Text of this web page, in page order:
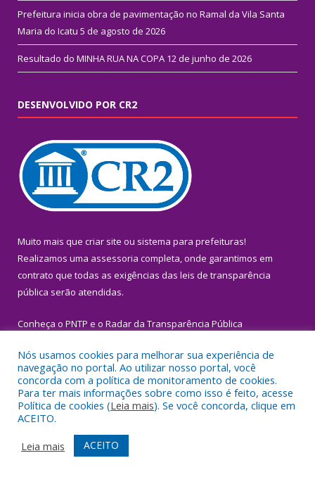
Prefeitura inicia obra de pavimentação no Ramal da Vila Santa
Maria do Icatu 5 de agosto de 2026
Resultado do MINHA RUA NA COPA 12 de junho de 2026
DESENVOLVIDO POR CR2
Muito mais que criar site ou sistema para prefeituras!
Realizamos uma assessoria completa, onde garantimos em
contrato que todas as exigências das leis de transparência
pública serão atendidas.
Conheça o PNTP e o Radar da Transparência Pública
Todos os direitos reservados a Prefeitura Municipal de Igarapé-
Miri.
Mapa do Site
Acessar Área Administrativa
Acessar Webmail
Nós usamos cookies para melhorar sua experiência de
navegação no portal. Ao utilizar nosso portal, você
concorda com a política de monitoramento de cookies.
Para ter mais informações sobre como isso é feito, acesse
Política de cookies (Leia mais). Se você concorda, clique em
ACEITO.
Leia mais
ACEITO